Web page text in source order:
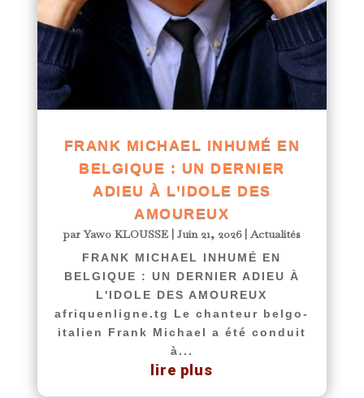
FRANK MICHAEL INHUMÉ EN
BELGIQUE : UN DERNIER
ADIEU À L’IDOLE DES
AMOUREUX
parYawo KLOUSSE |Juin 21, 2026|Actualités
FRANK MICHAEL INHUMÉ EN
BELGIQUE : UN DERNIER ADIEU À
L'IDOLE DES AMOUREUX
afriquenligne.tg Le chanteur belgo-
italien Frank Michael a été conduit
à...
lire plus